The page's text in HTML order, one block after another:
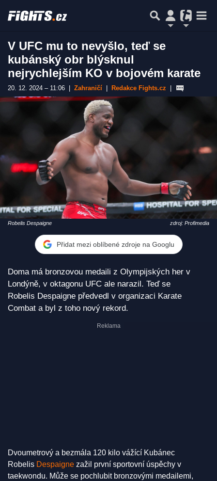
V UFC mu to nevyšlo, teď se
kubánský obr blýsknul
nejrychlejším KO v bojovém karate
20. 12. 2024 – 11:06 Zahraničí Redakce Fights.cz
Robelis Despaigne zdroj: Profimedia
Přidat mezi oblíbené zdroje na Googlu
Doma má bronzovou medaili z Olympijských her v
Londýně, v oktagonu UFC ale narazil. Teď se
Robelis Despaigne předvedl v organizaci Karate
Combat a byl z toho nový rekord.
Dvoumetrový a bezmála 120 kilo vážící Kubánec
Robelis Despaigne zažil první sportovní úspěchy v
taekwondu. Může se pochlubit bronzovými medailemi,